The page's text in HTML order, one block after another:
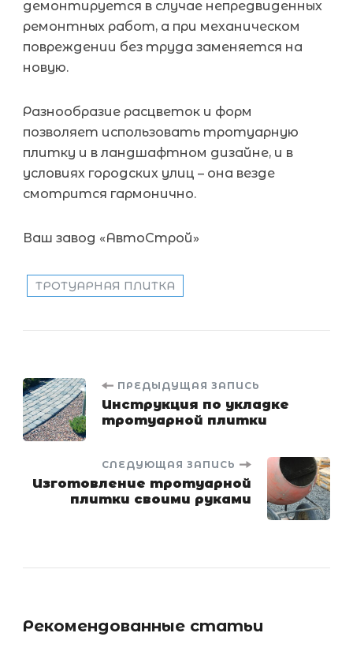
демонтируется в случае непредвиденных
ремонтных работ, а при механическом
повреждении без труда заменяется на
новую.
Разнообразие расцветок и форм
позволяет использовать тротуарную
плитку и в ландшафтном дизайне, и в
условиях городских улиц – она везде
смотрится гармонично.
Ваш завод «АвтоСтрой»
ТРОТУАРНАЯ ПЛИТКА
Навигация
по
записям
ПРЕДЫДУЩАЯ ЗАПИСЬ
Инструкция по укладке
тротуарной плитки
СЛЕДУЮЩАЯ ЗАПИСЬ
Изготовление тротуарной
плитки своими руками
Рекомендованные статьи